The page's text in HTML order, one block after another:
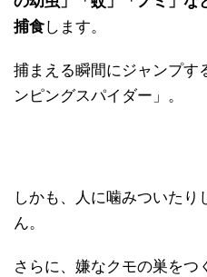
捕食します。
捕まえる瞬間にジャンプす
ンピングスパイダー」。
しかも、人に噛みついた
ん。
さらに、嫌なクモの巣をつ